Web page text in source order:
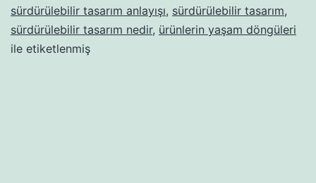
sürdürülebilir tasarım anlayışı, sürdürülebilir tasarım,
sürdürülebilir tasarım nedir, ürünlerin yaşam döngüleri
ile etiketlenmiş